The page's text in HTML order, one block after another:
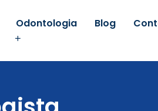
Odontologia Blog